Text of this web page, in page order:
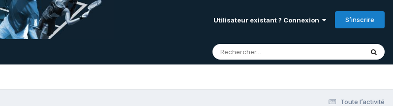
Utilisateur existant ? Connexion S’inscrire
Toute l’activité